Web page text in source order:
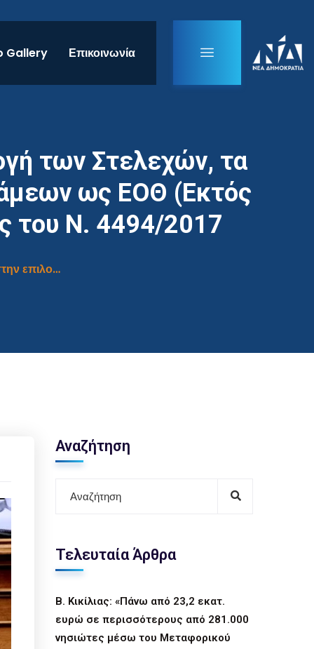
Gallery Επικοινωνία
των Στελεχών, τα
ως ΕΟΘ (Εκτός
του Ν. 4494/2017
Υπόνοιες για αδιαφανείς διαδικασίες στην επιλογή των Στελεχών, τα οποία παρέμειναν στις τάξεις των Ενόπλων Δυνάμεων ως ΕΟΘ (Εκτός οργανικών θέσεων), σύμφωνα με τις διατάξεις του Ν. 4494/2017
Αναζήτηση
Τελευταία Άρθρα
Β. Κικίλιας: «Πάνω από 23,2 εκατ.
ευρώ σε περισσότερους από 281.000
νησιώτες μέσω του Μεταφορικού